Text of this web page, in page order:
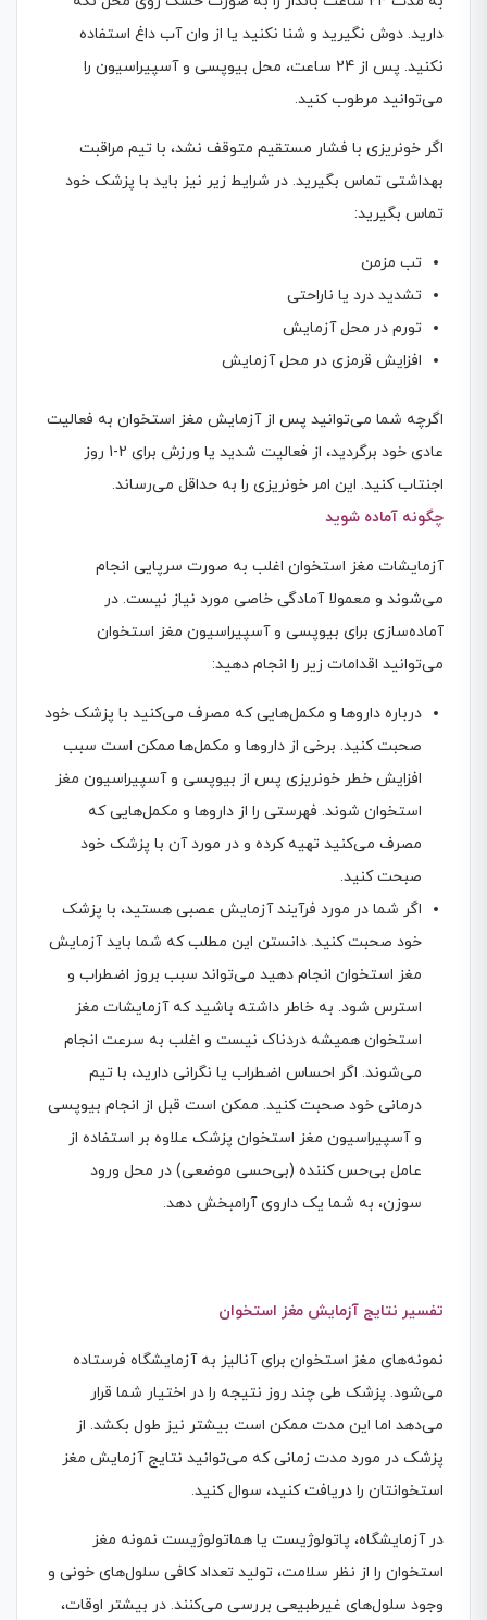
دارید. دوش نگیرید و شنا نکنید یا از وان آب داغ استفاده
نکنید. پس از 24 ساعت، محل بیوپسی و آسپیراسیون را
می‌توانید مرطوب کنید.
اگر خونریزی با فشار مستقیم متوقف نشد، با تیم مراقبت
بهداشتی تماس بگیرید. در شرایط زیر نیز باید با پزشک خود
تماس بگیرید:
تب مزمن
تشدید درد یا ناراحتی
تورم در محل آزمایش
افزایش قرمزی در محل آزمایش
اگرچه شما می‌توانید پس از آزمایش مغز استخوان به فعالیت
عادی خود برگردید، از فعالیت شدید یا ورزش برای 2-1 روز
اجنتاب کنید. این امر خونریزی را به حداقل می‌رساند.
چگونه آماده شوید
آزمایشات مغز استخوان اغلب به صورت سرپایی انجام
می‌شوند و معمولا آمادگی خاصی مورد نیاز نیست. در
آماده‌سازی برای بیوپسی و آسپیراسیون مغز استخوان
می‌توانید اقدامات زیر را انجام دهید:
درباره داروها و مکمل‌هایی که مصرف می‌کنید با پزشک خود
صحبت کنید. برخی از داروها و مکمل‌ها ممکن است سبب
افزایش خطر خونریزی پس از بیوپسی و آسپیراسیون مغز
استخوان شوند. فهرستی را از داروها و مکمل‌هایی که
مصرف می‌کنید تهیه کرده و در مورد آن با پزشک خود
صبحت کنید.
اگر شما در مورد فرآیند آزمایش عصبی هستید، با پزشک
خود صحبت کنید. دانستن این مطلب که شما باید آزمایش
مغز استخوان انجام دهید می‌تواند سبب بروز اضطراب و
استرس شود. به خاطر داشته باشید که آزمایشات مغز
استخوان همیشه دردناک نیست و اغلب به سرعت انجام
می‌شوند. اگر احساس اضطراب یا نگرانی دارید، با تیم
درمانی خود صحبت کنید. ممکن است قبل از انجام بیوپسی
و آسپیراسیون مغز استخوان پزشک علاوه بر استفاده از
عامل بی‌حس کننده (بی‌حسی موضعی) در محل ورود
سوزن، به شما یک داروی آرامبخش دهد.
تفسیر نتایج آزمایش مغز استخوان
نمونه‌های مغز استخوان برای آنالیز به آزمایشگاه فرستاده
می‌شود. پزشک طی چند روز نتیجه را در اختیار شما قرار
می‌دهد اما این مدت ممکن است بیشتر نیز طول بکشد. از
پزشک در مورد مدت زمانی که می‌توانید نتایج آزمایش مغز
استخوانتان را دریافت کنید، سوال کنید.
در آزمایشگاه، پاتولوژیست یا هماتولوژیست نمونه مغز
استخوان را از نظر سلامت، تولید تعداد کافی سلول‌های خونی و
وجود سلول‌های غیرطبیعی بررسی می‌کنند. در بیشتر اوقات،